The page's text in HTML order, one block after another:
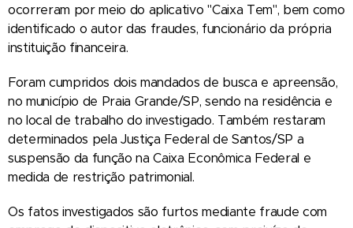
ocorreram por meio do aplicativo "Caixa Tem", bem como
identificado o autor das fraudes, funcionário da própria
instituição financeira.
Foram cumpridos dois mandados de busca e apreensão,
no município de Praia Grande/SP, sendo na residência e
no local de trabalho do investigado. Também restaram
determinados pela Justiça Federal de Santos/SP a
suspensão da função na Caixa Econômica Federal e
medida de restrição patrimonial.
Os fatos investigados são furtos mediante fraude com